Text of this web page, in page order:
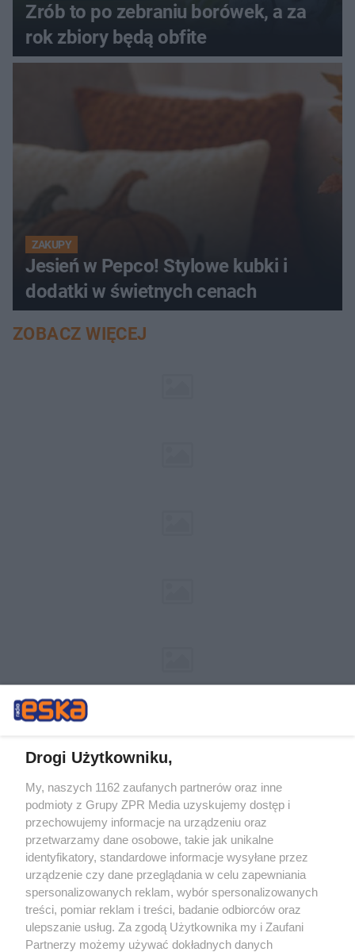
Zrób to po zebraniu borówek, a za
rok zbiory będą obfite
ZAKUPY
Jesień w Pepco! Stylowe kubki i
dodatki w świetnych cenach
ZOBACZ WIĘCEJ
Żaden utwór zamieszczony w serwisie nie może być powielany i
rozpowszechniany lub dalej rozpowszechniany w jakikolwiek sposób (w
tym także elektroniczny lub mechaniczny) na jakimkolwiek polu
eksploatacji w jakiejkolwiek formie, włącznie z umieszczaniem w
Internecie bez pisemnej zgody właściciela praw. Jakiekolwiek użycie lub
wykorzystanie utworów w całości lub w części z naruszeniem prawa,
tzn. bez właściwej zgody, jest zabronione pod groźbą kary i może być
ścigane prawnie.
Drogi Użytkowniku,
My, naszych 1162 zaufanych partnerów oraz inne
podmioty z Grupy ZPR Media uzyskujemy dostęp i
przechowujemy informacje na urządzeniu oraz
przetwarzamy dane osobowe, takie jak unikalne
identyfikatory, standardowe informacje wysyłane przez
urządzenie czy dane przeglądania w celu zapewniania
spersonalizowanych reklam, wybór spersonalizowanych
treści, pomiar reklam i treści, badanie odbiorców oraz
ulepszanie usług. Za zgodą Użytkownika my i Zaufani
Partnerzy możemy używać dokładnych danych